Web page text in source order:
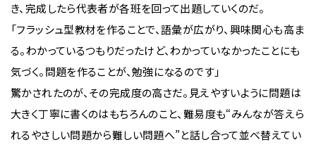
き、完成したら代表者が各班を回って出題していくのだ。
「フラッシュ型教材を作ることで、語彙が広がり、興味関心も高ま
る。わかっているつもりだったけど、わかっていなかったことにも
気づく。問題を作ることが、勉強になるのです」
驚かされたのが、その完成度の高さだ。見えやすいように問題は
大きく丁寧に書くのはもちろんのこと、難易度も“みんなが答えら
れるやさしい問題から難しい問題へ”と話し合って並べ替えてい